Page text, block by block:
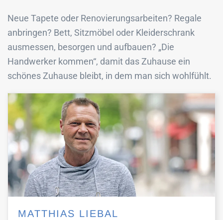
Neue Tapete oder Renovierungsarbeiten? Regale
anbringen? Bett, Sitzmöbel oder Kleiderschrank
ausmessen, besorgen und aufbauen? „Die
Handwerker kommen“, damit das Zuhause ein
schönes Zuhause bleibt, in dem man sich wohlfühlt.
MATTHIAS LIEBAL